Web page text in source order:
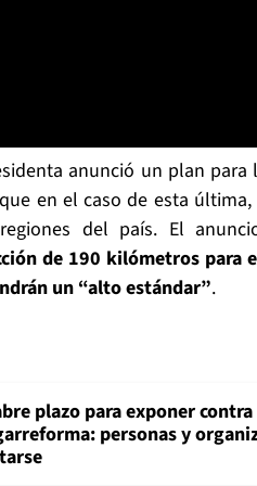
anunció un plan para
en el caso de esta
del país. El
de 190 kilómetros para
un “alto estándar”.
plazo para exponer
personas y